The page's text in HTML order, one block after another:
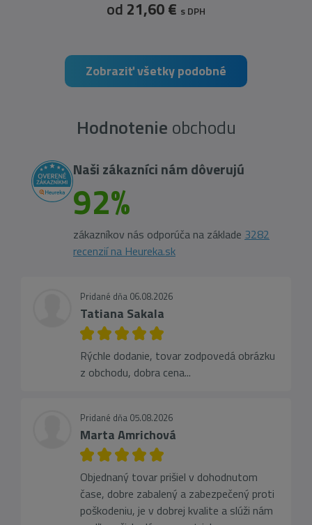
od 21,60 € s DPH
Zobraziť všetky podobné
Hodnotenie obchodu
Naši zákazníci nám dôverujú
92%
zákazníkov nás odporúča na základe 3282
recenzií na Heureka.sk
Pridané dňa 06.08.2026
Tatiana Sakala
Rýchle dodanie, tovar zodpovedá obrázku
z obchodu, dobra cena...
Pridané dňa 05.08.2026
Marta Amrichová
Objednaný tovar prišiel v dohodnutom
čase, dobre zabalený a zabezpečený proti
poškodeniu, je v dobrej kvalite a slúži nám